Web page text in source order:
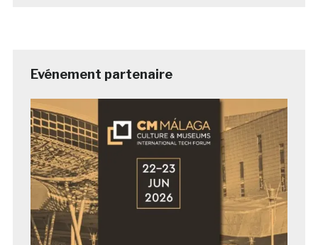
Evénement partenaire